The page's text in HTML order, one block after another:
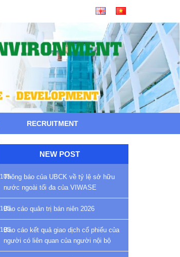
RECRUITMENT
NEW POST
Thông báo của UBCK về tỷ lệ sở hữu
nước ngoài tối đa của VIWASE
Báo cáo quản trị bán niên 2026
Báo cáo kết quả giao dịch cổ phiếu của
người có liên quan của người nội bộ